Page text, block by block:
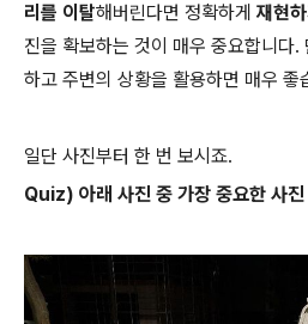
리를 이탈해버린다면 정확하게 재현
진을 확보하는 것이 매우 중요합니다.
하고 주변의 상황을 활용하면 매우 좋
일단 사진부터 한 번 보시죠.
Quiz) 아래 사진 중 가장 중요한 사진